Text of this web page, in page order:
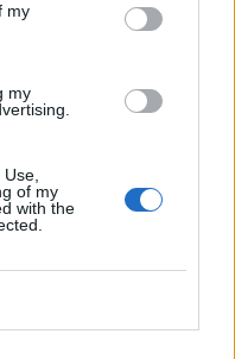
my
my
of my
with the